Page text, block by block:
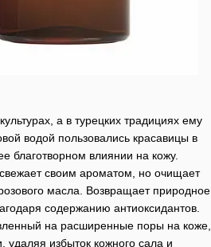
а в турецких традициях ему
водой пользовались красавицы в
благотворном влиянии на кожу.
своим ароматом, но очищает
масла. Возвращает природное
содержанию антиоксидантов.
на расширенные поры на коже,
удаляя избыток кожного сала и